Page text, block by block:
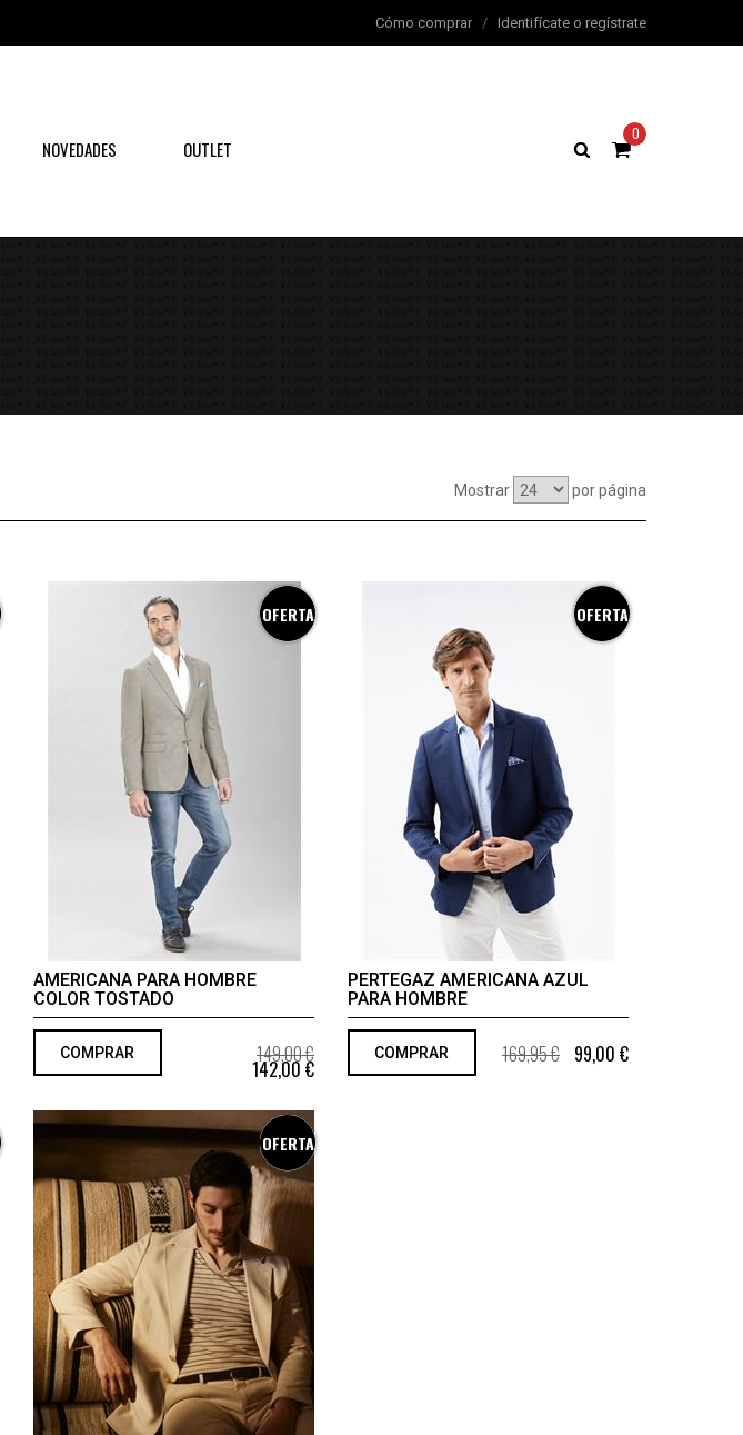
Cómo comprar / Identifícate o regístrate
0
NOVEDADES OUTLET
Mostrar por página
OFERTA
AMERICANA PARA HOMBRE
COLOR TOSTADO
COMPRAR 149,00 €
142,00 €
OFERTA
PERTEGAZ AMERICANA AZUL
PARA HOMBRE
COMPRAR 169,95 € 99,00 €
OFERTA